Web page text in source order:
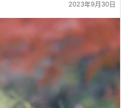
2023年9月30日